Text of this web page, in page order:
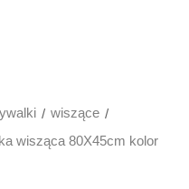
wiszące
wisząca 80X45cm kolor